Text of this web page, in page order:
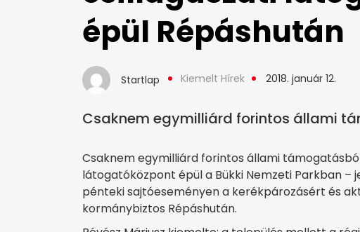
épül Répáshután
Startlap Kiemelt Hírek 2018. január 12.
Csaknem egymilliárd forintos állami
Csaknem egymilliárd forintos állami
látogatóközpont épül a Bükki Nemzeti Parkban
pénteki sajtóeseményen a kerékpározásért és
kormánybiztos Répáshután.